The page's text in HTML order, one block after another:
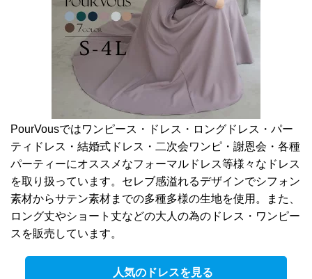
PourVousではワンピース・ドレス・ロングドレス・パー
ティドレス・結婚式ドレス・二次会ワンピ・謝恩会・各種
パーティーにオススメなフォーマルドレス等様々なドレス
を取り扱っています。セレブ感溢れるデザインでシフォン
素材からサテン素材までの多種多様の生地を使用。また、
ロング丈やショート丈などの大人の為のドレス・ワンピー
スを販売しています。
人気のドレスを見る